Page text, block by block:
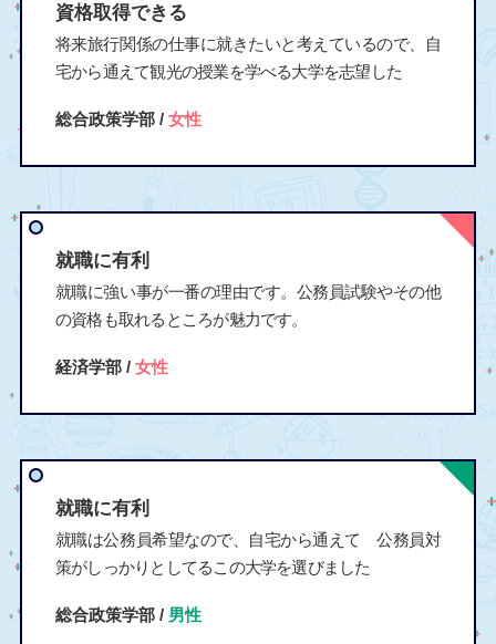
資格取得できる
将来旅行関係の仕事に就きたいと考えているので、自
宅から通えて観光の授業を学べる大学を志望した
総合政策学部 / 女性
就職に有利
就職に強い事が一番の理由です。公務員試験やその他
の資格も取れるところが魅力です。
経済学部 / 女性
就職に有利
就職は公務員希望なので、自宅から通えて 公務員対
策がしっかりとしてるこの大学を選びました
総合政策学部 / 男性